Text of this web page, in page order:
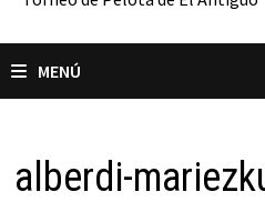
MENÚ
alberdi-